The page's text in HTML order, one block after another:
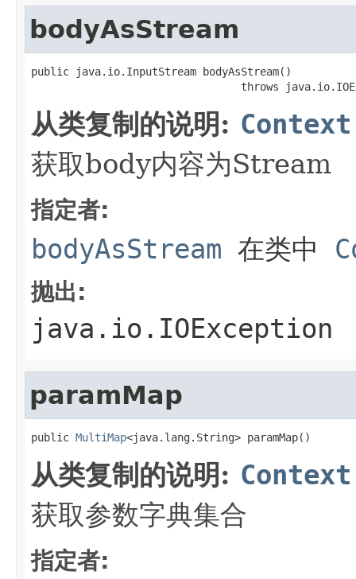
bodyAsStream
public java.io.InputStream bodyAsStream()
throws
从类复制的说明: Context
获取body内容为Stream
指定者:
bodyAsStream 在类中
抛出:
java.io.IOException
paramMap
public MultiMap<java.lang.String> paramMap()
从类复制的说明: Context
获取参数字典集合
指定者: